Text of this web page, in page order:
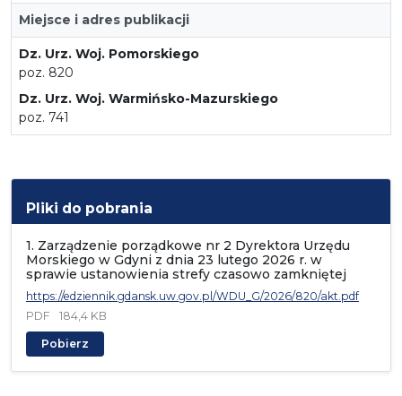
Miejsce i adres publikacji
Dz. Urz. Woj. Pomorskiego
poz. 820
Dz. Urz. Woj. Warmińsko-Mazurskiego
poz. 741
Pliki do pobrania
1. Zarządzenie porządkowe nr 2 Dyrektora Urzędu
Morskiego w Gdyni z dnia 23 lutego 2026 r. w
sprawie ustanowienia strefy czasowo zamkniętej
https://edziennik.gdansk.uw.gov.pl/WDU_G/2026/820/akt.pdf
PDF
184,4 KB
Pobierz